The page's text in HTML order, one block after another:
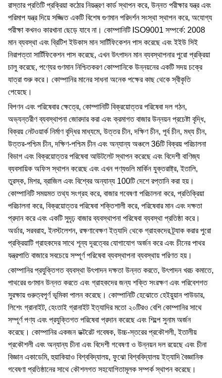
রাস্তার প্রতিটি প্রক্রিয়া কঠোর নিয়ন্ত্রণ কার্ড স্থাপন করে, উন্নত পরীক্ষার যন্ত্র এবং
পরিমাপ যন্ত্র দিয়ে সজ্জিত একটি বিশেষ গুণমান পরিদর্শন সংস্থা স্থাপন করে, অযোগ্য
পরীক্ষা কখনও কারখানা ছেড়ে যাবে না। কোম্পানিটি ISO9001 সম্পর্কে: 2008
মান ব্যবস্থা এবং ব্রিটিশ ইউকাস মান সার্টিফিকেশন পাস করেছে এবং ইইউ সিই
নিরাপত্তা সার্টিফিকেশন পাস করেছে, এখন উৎপাদন মান ব্যবস্থাপনার পুরো প্রক্রিয়া
চালু করেছে, পণ্যের গুণমান নিশ্চিতকরণ কোম্পানিকে উন্নয়নের একটি সদয় চক্রে
যাত্রা শুরু করে। কোম্পানির মানের সাধনা অনেক পক্ষের কাছ থেকে স্বীকৃতি
পেয়েছে।
বিপণন এবং পরিষেবার ক্ষেত্রে, কোম্পানিটি বিক্রয়োত্তর পরিষেবা দল গঠন,
অভ্যন্তরীণ ব্যবস্থাপনা জোরদার করা এবং ক্রমাগত বাজার উন্নয়ন প্রচেষ্টা বৃদ্ধি,
বিক্রয় নেটওয়ার্ক নির্মাণ বৃদ্ধির মাধ্যমে, উত্তর চীন, দক্ষিণ চীন, পূর্ব চীন, মধ্য চীন,
উত্তর-পশ্চিম চীন, দক্ষিণ-পশ্চিম চীন এবং অন্যান্য অঞ্চলে 36টি বিক্রয় পরিচালনা
বিভাগ এবং বিক্রয়োত্তর পরিষেবা আউটলেট স্থাপন করেছে এবং বিদেশী বাণিজ্য
ব্যবসায়িক অফিস স্থাপন করেছে এবং এখন পণ্যগুলি মার্কিন যুক্তরাষ্ট্র, ইতালি,
তুরস্ক, মিশর, ব্রাজিল এবং বিশ্বের অন্যান্য 100টি দেশে রপ্তানি করা হয়।
কোম্পানিটি সময়মত তথ্য সংগ্রহ করে, বাজার গবেষণা পরিচালনা করে, প্রতিক্রিয়া
পরিচালনা করে, বিক্রয়োত্তর পরিষেবা শক্তিশালী করে, পরিষেবার মান এবং দক্ষতা
প্রদান করে এবং একটি সুদৃঢ় বাজার ব্যবস্থাপনা পরিষেবা ব্যবস্থা প্রতিষ্ঠা করে।
অর্ডার, সরবরাহ, ইনস্টলেশন, রক্ষণাবেক্ষণ ইত্যাদি থেকে গ্রাহকদের ট্র্যাক করার পুরো
প্রক্রিয়াটি গ্রাহকদের সাথে শূন্য দূরত্বের যোগাযোগ অর্জন করে এবং চীনের পাথর
যন্ত্রপাতি বাজারে সবচেয়ে সম্পূর্ণ পরিষেবা ব্যবস্থাপনা ব্যবস্থায় পরিণত হয়।
কোম্পানির প্রযুক্তিগত ব্যবস্থা উৎপাদন দক্ষতা উন্নত করতে, উৎপাদন খরচ কমাতে,
পাথরের গুণমান উন্নত করতে এবং গ্রাহকদের জন্য শক্তি সংরক্ষণ এবং পরিবেশগত
সুরক্ষায় গুরুত্বপূর্ণ ভূমিকা পালন করেছে। কোম্পানিটি হেঝোতে হেইয়ুয়ান পাউডার,
লিশেং গ্রানাইট, হেংতাই গ্রানাইট ইত্যাদির মতো ২০টিরও বেশি কোম্পানির সাথে
সম্পূর্ণ পণ্য এবং প্রযুক্তিগত পরিষেবা প্রদান করেছে এবং শিল্পে সুনাম অর্জন
করেছে। কোম্পানির একজন ডক্টরেট গবেষক, উচ্চ-স্তরের প্রকৌশলী, ইতালীয়
প্রকৌশলী এবং অন্যান্য চীনা এবং বিদেশী গবেষণা ও উন্নয়ন দল রয়েছে এবং চীনা
বিজ্ঞান একাডেমি, হুয়াকিয়াও বিশ্ববিদ্যালয়, ফুঝো বিশ্ববিদ্যালয় ইত্যাদি বৈজ্ঞানিক
গবেষণা প্রতিষ্ঠানের সাথে কৌশলগত সহযোগিতামূলক সম্পর্ক স্থাপন করেছে।